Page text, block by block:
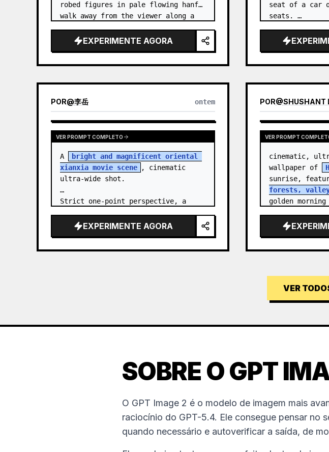
robed figures in pale flowing hanfu
walk away from the viewer along a
enormous ornate palace gate rising
from a mirror-still l…
EXPERIMENTE AGORA
seat of a car
seats. …
POR@李岳 ontem
VER PROMPT COMPLETO
A
bright and magnificent oriental
xianxia movie scene
, cinematic
ultra-wide shot.
Strict one-point perspective, a
light golden jade, passing through
the sea of clouds from the bottom…
EXPERIMENTE AGORA
POR@SHUSHANT
VER PROMPT
cinematic,
wallpaper of
sunrise,
forests,
golden
VER
SOBRE O GPT
O GPT Image 2 é o modelo de imagem mais
raciocínio do GPT-5.4. Ele consegue pensar no
quando necessário e autoverificar a saída, de